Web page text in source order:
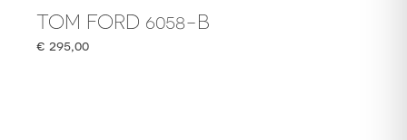
TOM FORD 6058-B
€ 295,00